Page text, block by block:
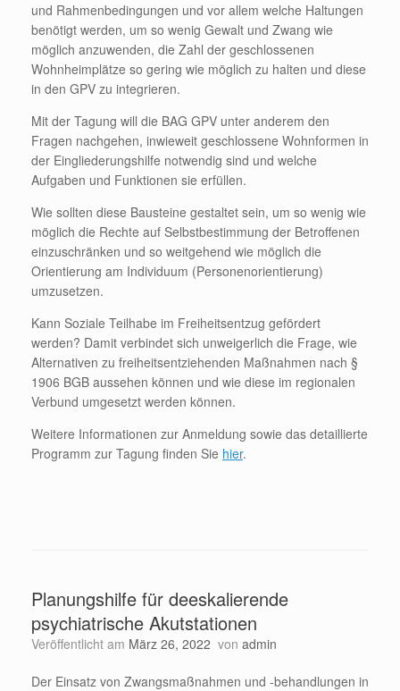
und Rahmenbedingungen und vor allem welche Haltungen
benötigt werden, um so wenig Gewalt und Zwang wie
möglich anzuwenden, die Zahl der geschlossenen
Wohnheimplätze so gering wie möglich zu halten und diese
in den GPV zu integrieren.
Mit der Tagung will die BAG GPV unter anderem den
Fragen nachgehen, inwieweit geschlossene Wohnformen in
der Eingliederungshilfe notwendig sind und welche
Aufgaben und Funktionen sie erfüllen.
Wie sollten diese Bausteine gestaltet sein, um so wenig wie
möglich die Rechte auf Selbstbestimmung der Betroffenen
einzuschränken und so weitgehend wie möglich die
Orientierung am Individuum (Personenorientierung)
umzusetzen.
Kann Soziale Teilhabe im Freiheitsentzug gefördert
werden? Damit verbindet sich unweigerlich die Frage, wie
Alternativen zu freiheitsentziehenden Maßnahmen nach §
1906 BGB aussehen können und wie diese im regionalen
Verbund umgesetzt werden können.
Weitere Informationen zur Anmeldung sowie das detaillierte
Programm zur Tagung finden Sie hier.
Planungshilfe für deeskalierende
psychiatrische Akutstationen
Veröffentlicht am März 26, 2022 von admin
Der Einsatz von Zwangsmaßnahmen und -behandlungen in